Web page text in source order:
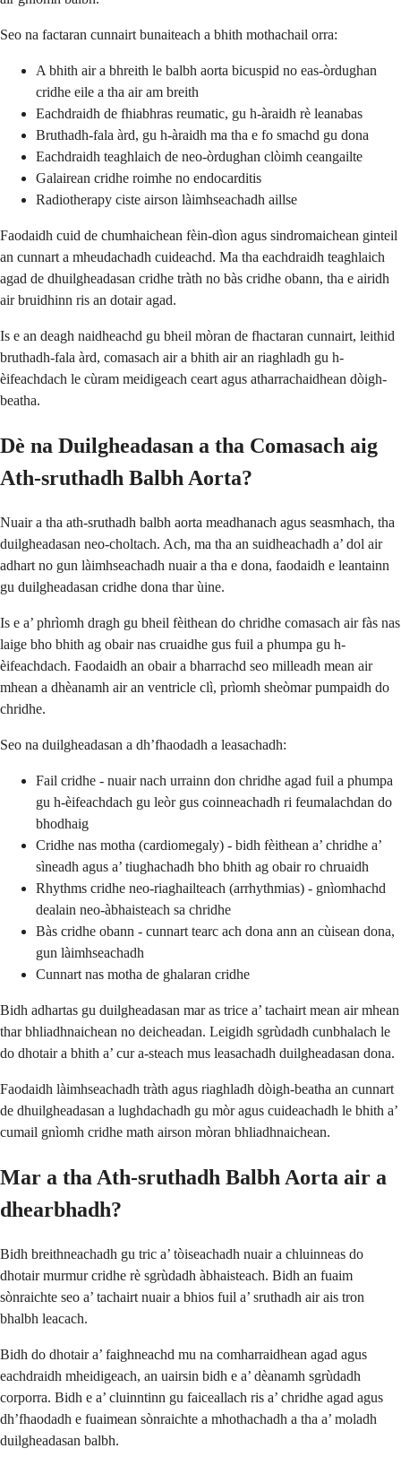
Seo na factaran cunnairt bunaiteach a bhith mothachail orra:
A bhith air a bhreith le balbh aorta bicuspid no eas-òrdughan
cridhe eile a tha air am breith
Eachdraidh de fhiabhras reumatic, gu h-àraidh rè leanabas
Bruthadh-fala àrd, gu h-àraidh ma tha e fo smachd gu dona
Eachdraidh teaghlaich de neo-òrdughan clòimh ceangailte
Galairean cridhe roimhe no endocarditis
Radiotherapy ciste airson làimhseachadh aillse
Faodaidh cuid de chumhaichean fèin-dìon agus sindromaichean ginteil
an cunnart a mheudachadh cuideachd. Ma tha eachdraidh teaghlaich
agad de dhuilgheadasan cridhe tràth no bàs cridhe obann, tha e airidh
air bruidhinn ris an dotair agad.
Is e an deagh naidheachd gu bheil mòran de fhactaran cunnairt, leithid
bruthadh-fala àrd, comasach air a bhith air an riaghladh gu h-
èifeachdach le cùram meidigeach ceart agus atharrachaidhean dòigh-
beatha.
Dè na Duilgheadasan a tha Comasach aig
Ath-sruthadh Balbh Aorta?
Nuair a tha ath-sruthadh balbh aorta meadhanach agus seasmhach, tha
duilgheadasan neo-choltach. Ach, ma tha an suidheachadh a’ dol air
adhart no gun làimhseachadh nuair a tha e dona, faodaidh e leantainn
gu duilgheadasan cridhe dona thar ùine.
Is e a’ phrìomh dragh gu bheil fèithean do chridhe comasach air fàs nas
laige bho bhith ag obair nas cruaidhe gus fuil a phumpa gu h-
èifeachdach. Faodaidh an obair a bharrachd seo milleadh mean air
mhean a dhèanamh air an ventricle clì, prìomh sheòmar pumpaidh do
chridhe.
Seo na duilgheadasan a dh’fhaodadh a leasachadh:
Fail cridhe - nuair nach urrainn don chridhe agad fuil a phumpa
gu h-èifeachdach gu leòr gus coinneachadh ri feumalachdan do
bhodhaig
Cridhe nas motha (cardiomegaly) - bidh fèithean a’ chridhe a’
sìneadh agus a’ tiughachadh bho bhith ag obair ro chruaidh
Rhythms cridhe neo-riaghailteach (arrhythmias) - gnìomhachd
dealain neo-àbhaisteach sa chridhe
Bàs cridhe obann - cunnart tearc ach dona ann an cùisean dona,
gun làimhseachadh
Cunnart nas motha de ghalaran cridhe
Bidh adhartas gu duilgheadasan mar as trice a’ tachairt mean air mhean
thar bhliadhnaichean no deicheadan. Leigidh sgrùdadh cunbhalach le
do dhotair a bhith a’ cur a-steach mus leasachadh duilgheadasan dona.
Faodaidh làimhseachadh tràth agus riaghladh dòigh-beatha an cunnart
de dhuilgheadasan a lughdachadh gu mòr agus cuideachadh le bhith a’
cumail gnìomh cridhe math airson mòran bhliadhnaichean.
Mar a tha Ath-sruthadh Balbh Aorta air a
dhearbhadh?
Bidh breithneachadh gu tric a’ tòiseachadh nuair a chluinneas do
dhotair murmur cridhe rè sgrùdadh àbhaisteach. Bidh an fuaim
sònraichte seo a’ tachairt nuair a bhios fuil a’ sruthadh air ais tron ​​
bhalbh leacach.
Bidh do dhotair a’ faighneachd mu na comharraidhean agad agus
eachdraidh mheidigeach, an uairsin bidh e a’ dèanamh sgrùdadh
corporra. Bidh e a’ cluinntinn gu faiceallach ris a’ chridhe agad agus
dh’fhaodadh e fuaimean sònraichte a mhothachadh a tha a’ moladh
duilgheadasan balbh.